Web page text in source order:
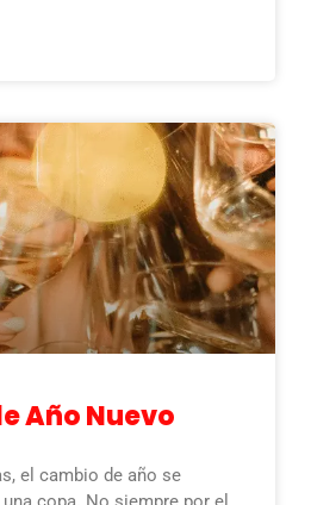
Año Nuevo
el cambio de año se